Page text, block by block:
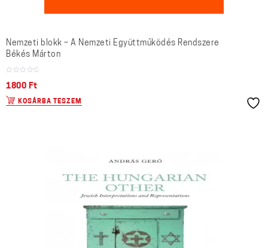
Nemzeti blokk – A Nemzeti Együttműködés Rendszere
Békés Márton
1800 Ft
KOSÁRBA TESZEM